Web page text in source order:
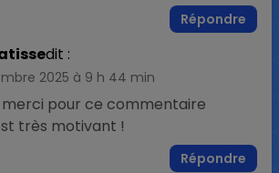
Répondre
dit :
2025 à 9 h 44 min
merci pour ce commentaire
très motivant !
Répondre